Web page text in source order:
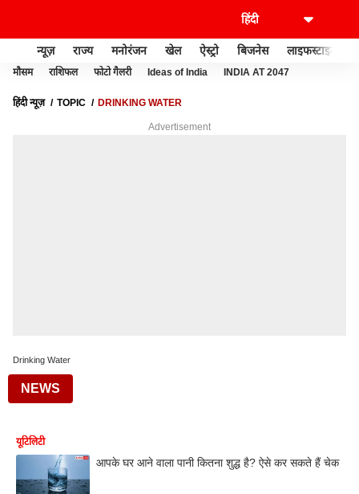
न्यूज़ राज्य मनोरंजन खेल ऐस्ट्रो बिजनेस लाइफस्टाइल
मौसम राशिफल फोटो गैलरी Ideas of India INDIA AT 2047
हिंदी न्यूज़ TOPIC DRINKING WATER
Advertisement
Drinking Water
NEWS
यूटिलिटी
आपके घर आने वाला पानी कितना शुद्ध है? ऐसे कर सकते हैं चेक